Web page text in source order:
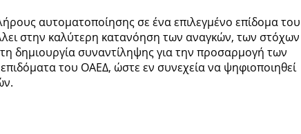
αυτοματοποίησης σε ένα επιλεγμένο επίδομα του
στην καλύτερη κατανόηση των αναγκών, των στόχων
δημιουργία συναντίληψης για την προσαρμογή των
του ΟΑΕΔ, ώστε εν συνεχεία να ψηφιοποιηθεί